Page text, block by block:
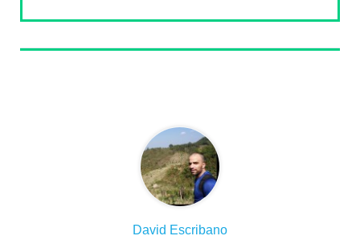
David Escribano